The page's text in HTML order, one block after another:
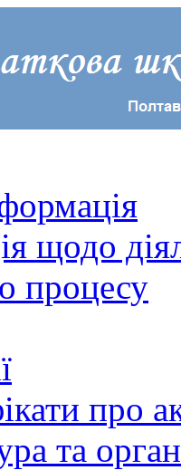
щодо
процесу
про
та